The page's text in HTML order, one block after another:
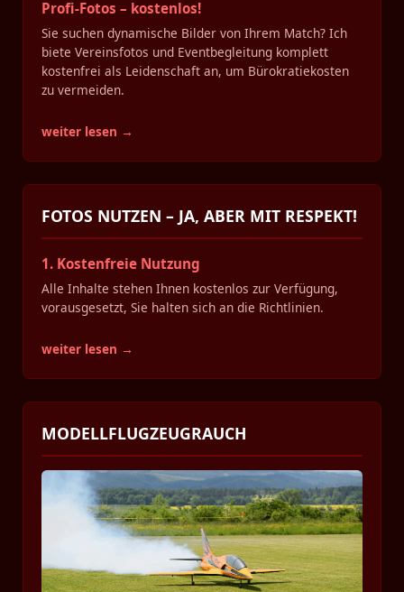
Profi-Fotos – kostenlos!
Sie suchen dynamische Bilder von Ihrem Match? Ich
biete Vereinsfotos und Eventbegleitung komplett
kostenfrei als Leidenschaft an, um Bürokratiekosten
zu vermeiden.
weiter lesen →
FOTOS NUTZEN – JA, ABER MIT RESPEKT!
1. Kostenfreie Nutzung
Alle Inhalte stehen Ihnen kostenlos zur Verfügung,
vorausgesetzt, Sie halten sich an die Richtlinien.
weiter lesen →
MODELLFLUGZEUGRAUCH